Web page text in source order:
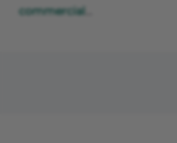
commercial